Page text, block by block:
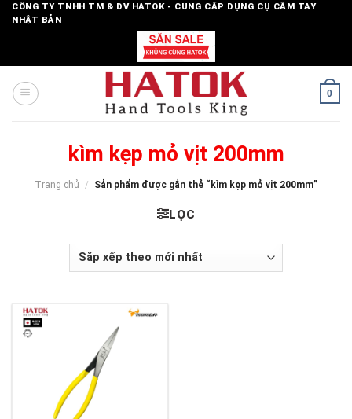
SkipCÔNG TY TNHH TM & DV HATOK - CUNG CẤP DỤNG CỤ CẦM TAY
NHẬT BẢN
0
kìm kẹp mỏ vịt 200mm
Trang chủ / Sản phẩm được gắn thẻ “kìm kẹp mỏ vịt 200mm”
LỌC